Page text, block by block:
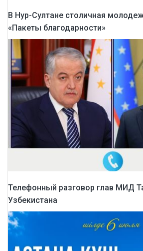
В Нур-Султане столичная
«Пакеты благодарности»
Телефонный разговор глав МИД
Узбекистана